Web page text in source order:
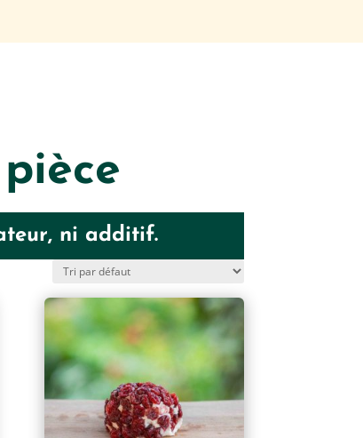
ni additif.